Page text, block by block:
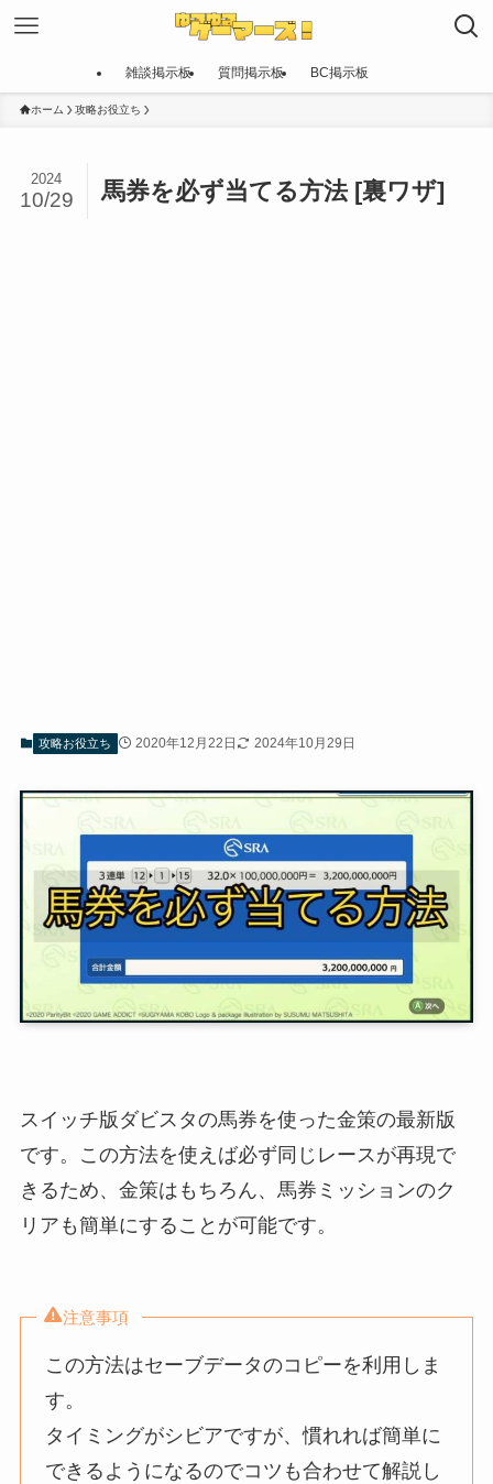
雑談掲示板 質問掲示板 BC掲示板
ホーム 攻略お役立ち
馬券を必ず当てる方法 [裏ワザ]
2024
10/29
攻略お役立ち 2020年12月22日 2024年10月29日
スイッチ版ダビスタの馬券を使った金策の最新版
です。この方法を使えば必ず同じレースが再現で
きるため、金策はもちろん、馬券ミッションのク
リアも簡単にすることが可能です。
注意事項
この方法はセーブデータのコピーを利用しま
す。
タイミングがシビアですが、慣れれば簡単に
できるようになるのでコツも合わせて解説し